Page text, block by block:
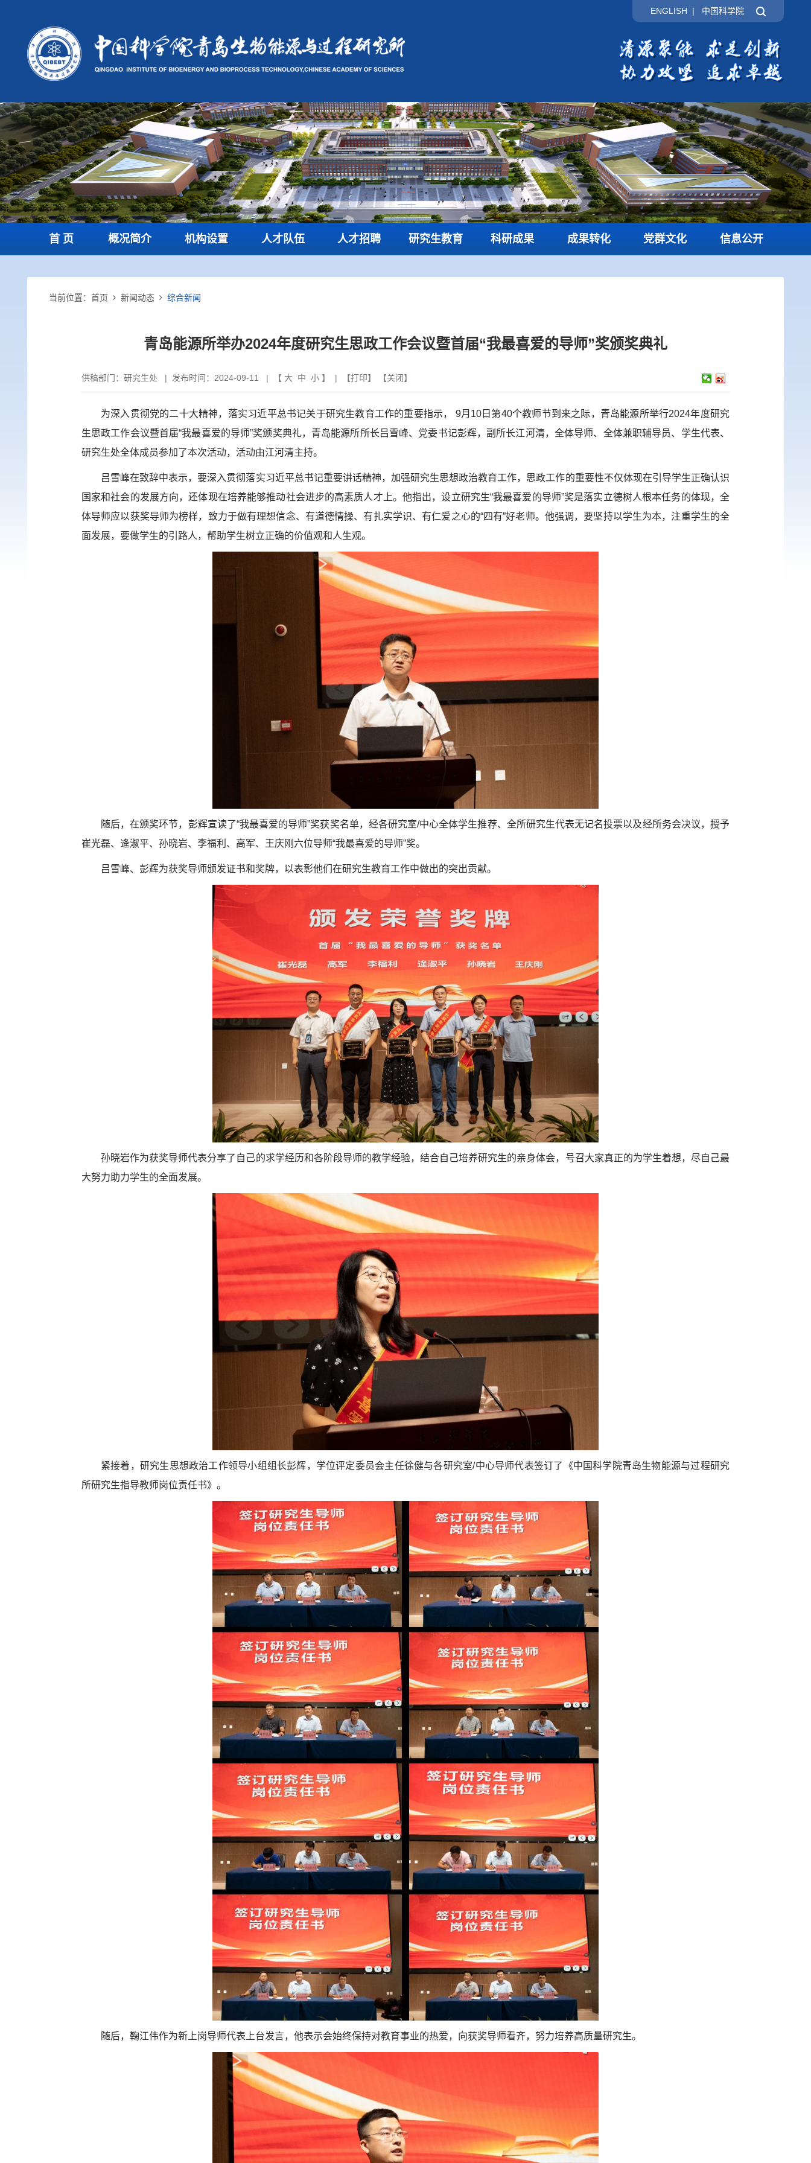
ENGLISH | 中国科学院
首 页 概况简介 机构设置 人才队伍 人才招聘 研究生教育 科研成果 成果转化 党群文化 信息公开
当前位置： 首页 新闻动态 综合新闻
青岛能源所举办2024年度研究生思政工作会议暨首届“我最喜爱的导师”奖颁奖典礼
供稿部门： 研究生处 | 发布时间：2024-09-11 | 【 大 中 小 】 | 【打印】 【关闭】
为深入贯彻党的二十大精神，落实习近平总书记关于研究生教育工作的重要指示， 9月 10 日第40个教师节到来之际，青岛能源所举行2024年度研究
生思政工作会议暨首届“我最喜爱的导师”奖颁奖典礼，青岛能源所所长吕雪峰、党委书记彭辉，副所长江河清，全体导师、全体兼职辅导员、学生代表、
研究生处全体成员参加了本次活动，活动由江河清主持。
吕雪峰在致辞中表示，要深入贯彻落实习近平总书记重要讲话精神，加强研究生思想政治教育工作，思政工作的重要性不仅体现在引导学生正确认识
国家和社会的发展方向，还体现在培养能够推动社会进步的高素质人才上。他指出，设立研究生“我最喜爱的导师”奖是落实立德树人根本任务的体现，全
体导师应以获奖导师为榜样，致力于做有理想信念、有道德情操、有扎实学识、有仁爱之心的“四有”好老师。他强调，要坚持以学生为本，注重学生的全
面发展，要做学生的引路人，帮助学生树立正确的价值观和人生观。
随后，在颁奖环节，彭辉宣读了“我最喜爱的导师”奖获奖名单，经各研究室/中心全体学生推荐、全所研究生代表无记名投票以及经所务会决议，授予
崔光磊、逄淑平、孙晓岩、李福利、高军、王庆刚六位导师“我最喜爱的导师”奖。
吕雪峰、彭辉为获奖导师颁发证书和奖牌，以表彰他们在研究生教育工作中做出的突出贡献。
孙晓岩作为获奖导师代表分享了自己的求学经历和各阶段导师的教学经验，结合自己培养研究生的亲身体会，号召大家真正的为学生着想，尽自己最
大努力助力学生的全面发展。
紧接着，研究生思想政治工作领导小组组长彭辉，学位评定委员会主任徐健与各研究室/中心导师代表签订了《中国科学院青岛生物能源与过程研究
所研究生指导教师岗位责任书》。
随后，鞠江伟作为新上岗导师代表上台发言，他表示会始终保持对教育事业的热爱，向获奖导师看齐，努力培养高质量研究生。